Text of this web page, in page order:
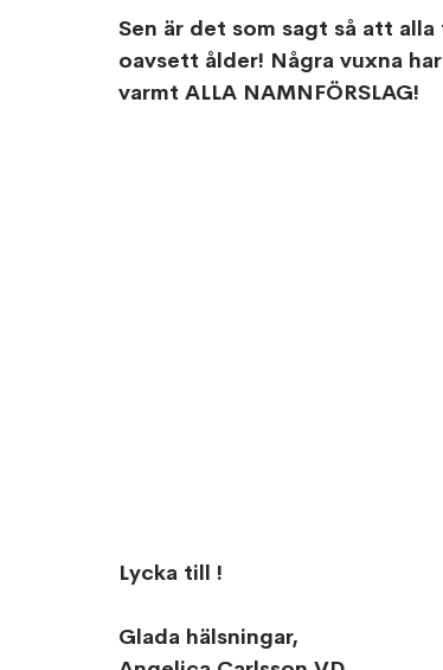
Sen är det som sagt så att
oavsett ålder! Några vuxna
varmt ALLA NAMNFÖRSLAG!
Lycka till !
Glada hälsningar,